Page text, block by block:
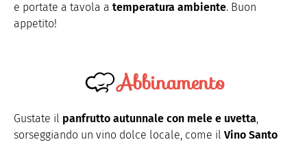
e portate a tavola a temperatura ambiente. Buon
appetito!
Abbinamento
Gustate il panfrutto autunnale con mele e uvetta,
sorseggiando un vino dolce locale, come il Vino Santo